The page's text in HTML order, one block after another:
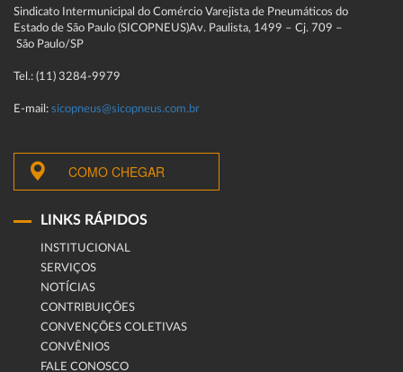
Sindicato Intermunicipal do Comércio Varejista de Pneumáticos do
Estado de São Paulo (SICOPNEUS)Av. Paulista, 1499 – Cj. 709 –
São Paulo/SP
Tel.: (11) 3284-9979
E-mail: sicopneus@sicopneus.com.br
COMO CHEGAR
LINKS RÁPIDOS
INSTITUCIONAL
SERVIÇOS
NOTÍCIAS
CONTRIBUIÇÕES
CONVENÇÕES COLETIVAS
CONVÊNIOS
FALE CONOSCO